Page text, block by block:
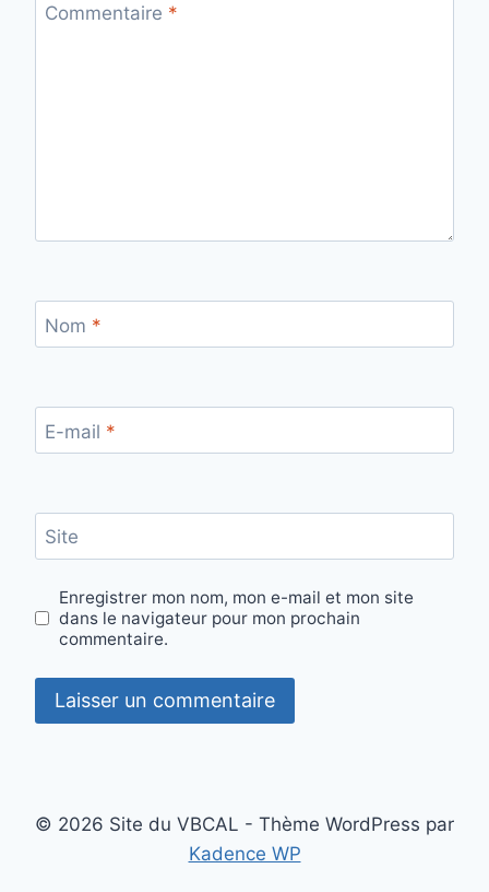
Commentaire *
Nom *
E-mail *
Site
Enregistrer mon nom, mon e-mail et mon site
dans le navigateur pour mon prochain
commentaire.
© 2026 Site du VBCAL - Thème WordPress par
Kadence WP